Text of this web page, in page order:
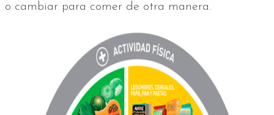
o cambiar para comer de otra manera.